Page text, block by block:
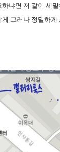
하냐면 저 같이 세
그러나 정밀하